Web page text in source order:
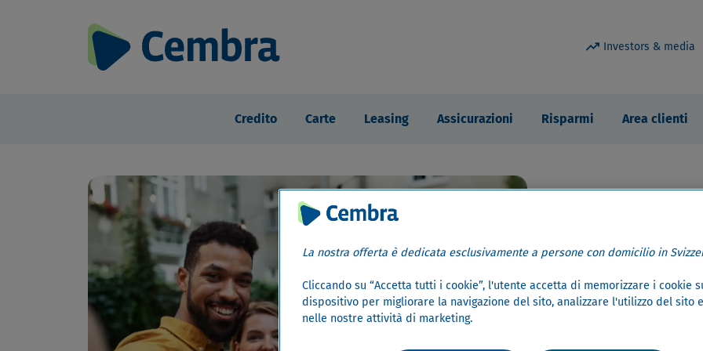
trending_up Investors & media
Credito Carte Leasing Assicurazioni Risparmi Area clienti
La nostra offerta è dedicata esclusivamente a persone con domicilio in
Cliccando su “Accetta tutti i cookie”, l'utente accetta di memorizzare i cookie
dispositivo per migliorare la navigazione del sito, analizzare l'utilizzo del sito
nelle nostre attività di marketing.